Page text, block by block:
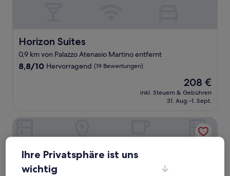
Horizon Suites
Horizon Suites
0,9 km von Palazzo Atenasio Martino entfernt
8.8
8,8/10 Hervorragend (19 Bewertungen)
Der
Preis
beträgt
208 €
inkl. Steuern & Gebühren
31. Aug.–1. Sept.
Ihre Privatsphäre ist uns
wichtig